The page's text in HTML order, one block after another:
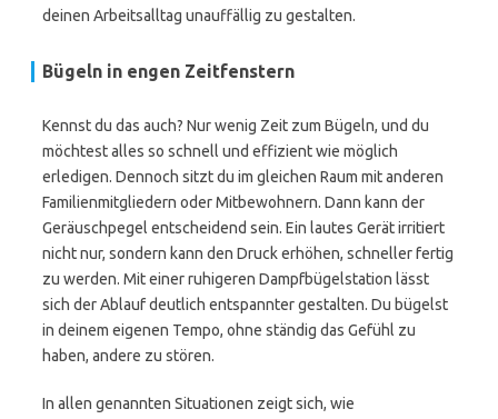
deinen Arbeitsalltag unauffällig zu gestalten.
Bügeln in engen Zeitfenstern
Kennst du das auch? Nur wenig Zeit zum Bügeln, und du
möchtest alles so schnell und effizient wie möglich
erledigen. Dennoch sitzt du im gleichen Raum mit anderen
Familienmitgliedern oder Mitbewohnern. Dann kann der
Geräuschpegel entscheidend sein. Ein lautes Gerät irritiert
nicht nur, sondern kann den Druck erhöhen, schneller fertig
zu werden. Mit einer ruhigeren Dampfbügelstation lässt
sich der Ablauf deutlich entspannter gestalten. Du bügelst
in deinem eigenen Tempo, ohne ständig das Gefühl zu
haben, andere zu stören.
In allen genannten Situationen zeigt sich, wie